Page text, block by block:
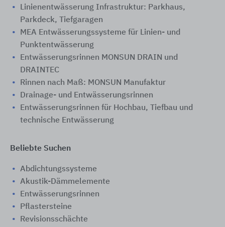
Linienentwässerung Infrastruktur: Parkhaus,
Parkdeck, Tiefgaragen
MEA Entwässerungssysteme für Linien- und
Punktentwässerung
Entwässerungsrinnen MONSUN DRAIN und
DRAINTEC
Rinnen nach Maß: MONSUN Manufaktur
Drainage- und Entwässerungsrinnen
Entwässerungsrinnen für Hochbau, Tiefbau und
technische Entwässerung
Beliebte Suchen
Abdichtungssysteme
Akustik-Dämmelemente
Entwässerungsrinnen
Pflastersteine
Revisionsschächte